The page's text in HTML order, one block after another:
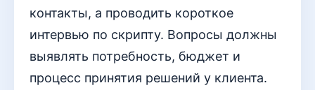
контакты, а проводить короткое
интервью по скрипту. Вопросы должны
выявлять потребность, бюджет и
процесс принятия решений у клиента.